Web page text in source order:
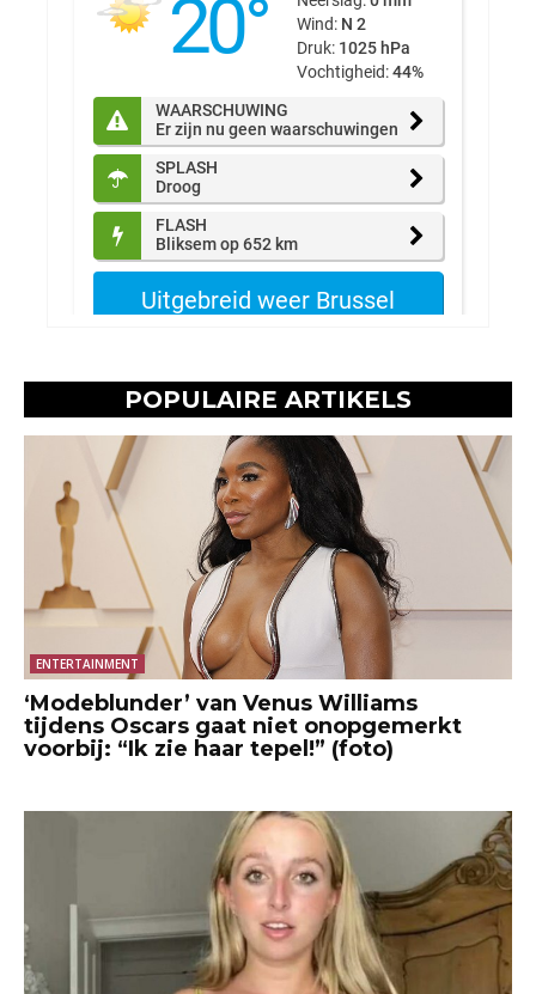
POPULAIRE ARTIKELS
ENTERTAINMENT
‘Modeblunder’ van Venus Williams
tijdens Oscars gaat niet onopgemerkt
voorbij: “Ik zie haar tepel!” (foto)